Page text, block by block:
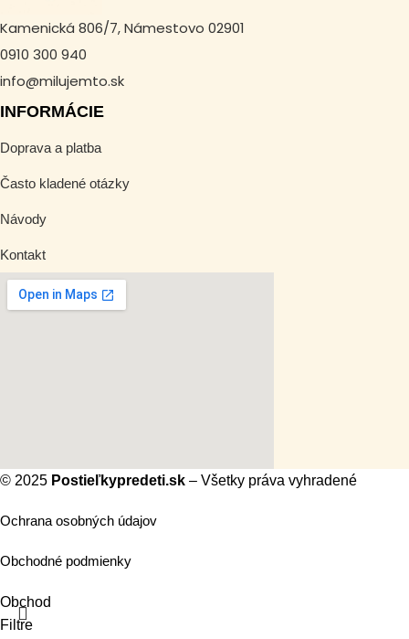
Kamenická 806/7, Námestovo 02901
0910 300 940
info@milujemto.sk
INFORMÁCIE
Doprava a platba
Často kladené otázky
Návody
Kontakt
© 2025 Postieľkypredeti.sk – Všetky práva vyhradené
Ochrana osobných údajov
Obchodné podmienky
Obchod
Filtre